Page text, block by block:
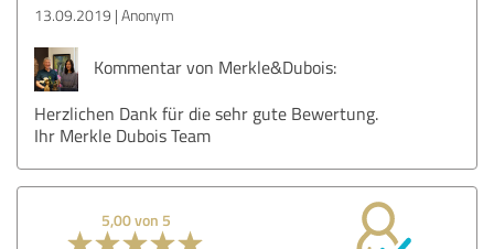
13.09.2019 Anonym
Kommentar von Merkle&Dubois:
Herzlichen Dank für die sehr gute Bewertung.
Ihr Merkle Dubois Team
5,00 von 5